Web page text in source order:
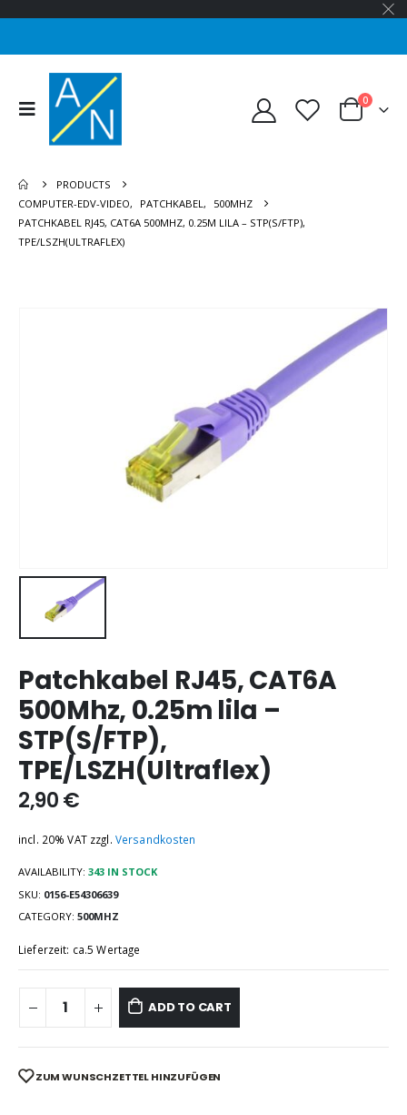
0
PRODUCTS
COMPUTER-EDV-VIDEO, PATCHKABEL,
500MHZ
PATCHKABEL RJ45, CAT6A 500MHZ, 0.25M LILA – STP(S/FTP),
TPE/LSZH(ULTRAFLEX)
Patchkabel RJ45, CAT6A
500Mhz, 0.25m lila –
STP(S/FTP),
TPE/LSZH(Ultraflex)
2,90€
incl. 20% VAT zzgl. Versandkosten
AVAILABILITY: 343 IN STOCK
SKU: 0156-E54306639
CATEGORY: 500MHZ
Lieferzeit: ca.5 Wertage
ADD TO CART
ZUM WUNSCHZETTEL HINZUFÜGEN